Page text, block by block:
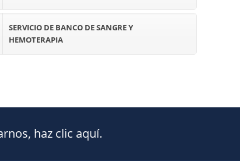
SERVICIO DE BANCO DE SANGRE Y
HEMOTERAPIA
haz clic aquí.